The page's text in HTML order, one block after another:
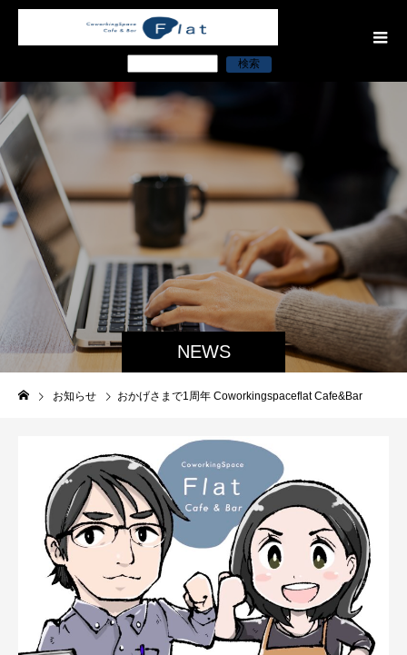
検索
NEWS
お知らせ おかげさまで1周年 Coworkingspaceflat Cafe&Bar